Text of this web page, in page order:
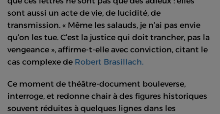
sont aussi un acte de vie, de lucidité, de
transmission. « Même les salauds, je n’ai pas envie
qu’on les tue. C’est la justice qui doit trancher, pas la
vengeance », affirme-t-elle avec conviction, citant le
cas complexe de Robert Brasillach.
Ce moment de théâtre-document bouleverse,
interroge, et redonne chair à des figures historiques
souvent réduites à quelques lignes dans les